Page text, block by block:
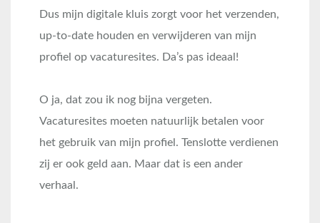
Dus mijn digitale kluis zorgt voor het verzenden,
up-to-date houden en verwijderen van mijn
profiel op vacaturesites. Da’s pas ideaal!
O ja, dat zou ik nog bijna vergeten.
Vacaturesites moeten natuurlijk betalen voor
het gebruik van mijn profiel. Tenslotte verdienen
zij er ook geld aan. Maar dat is een ander
verhaal.